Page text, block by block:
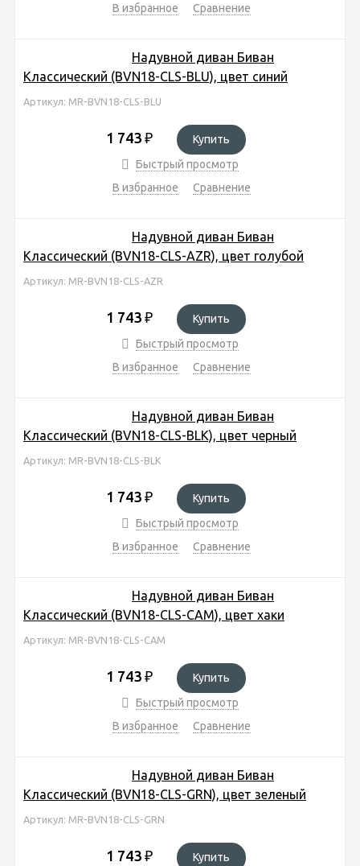
В избранное
Сравнение
Надувной диван Биван
Классический (BVN18-CLS-BLU), цвет синий
Артикул: MR-BVN18-CLS-BLU
1 743 ₽
Купить
Быстрый просмотр
В избранное
Сравнение
Надувной диван Биван
Классический (BVN18-CLS-AZR), цвет голубой
Артикул: MR-BVN18-CLS-AZR
1 743 ₽
Купить
Быстрый просмотр
В избранное
Сравнение
Надувной диван Биван
Классический (BVN18-CLS-BLK), цвет черный
Артикул: MR-BVN18-CLS-BLK
1 743 ₽
Купить
Быстрый просмотр
В избранное
Сравнение
Надувной диван Биван
Классический (BVN18-CLS-CAM), цвет хаки
Артикул: MR-BVN18-CLS-CAM
1 743 ₽
Купить
Быстрый просмотр
В избранное
Сравнение
Надувной диван Биван
Классический (BVN18-CLS-GRN), цвет зеленый
Артикул: MR-BVN18-CLS-GRN
1 743 ₽ Купить